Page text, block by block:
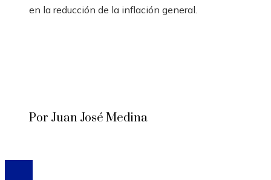
en la reducción de la inflación general.
Por Juan José Medina